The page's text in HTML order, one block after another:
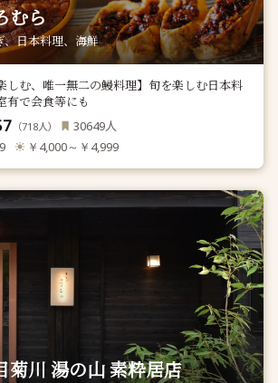
むら
、日本料理、海鮮
しむ、唯一無二の鰻料理】旬を楽しむ日本料
有で会食等にも
（718人） 30649人
￥4,000～￥4,999
菊川 湯の山 素粋居店